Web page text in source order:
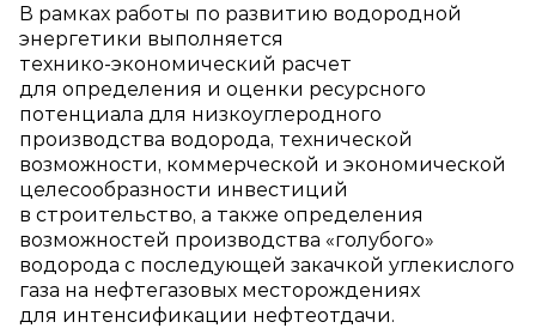
В рамках работы по развитию водородной
энергетики выполняется
технико‑экономический расчет
для определения и оценки ресурсного
потенциала для низкоуглеродного
производства водорода, технической
возможности, коммерческой и экономической
целесообразности инвестиций
в строительство, а также определения
возможностей производства «голубого»
водорода с последующей закачкой углекислого
газа на нефтегазовых месторождениях
для интенсификации нефтеотдачи.